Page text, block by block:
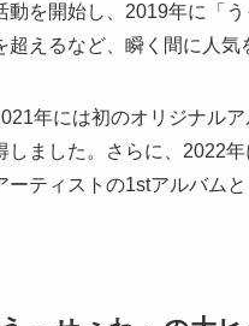
動を開始し、2019年に「
超えるなど、瞬く間に人気
年には初のオリジナル
しました。さらに、2022
ーティストの1stアルバム